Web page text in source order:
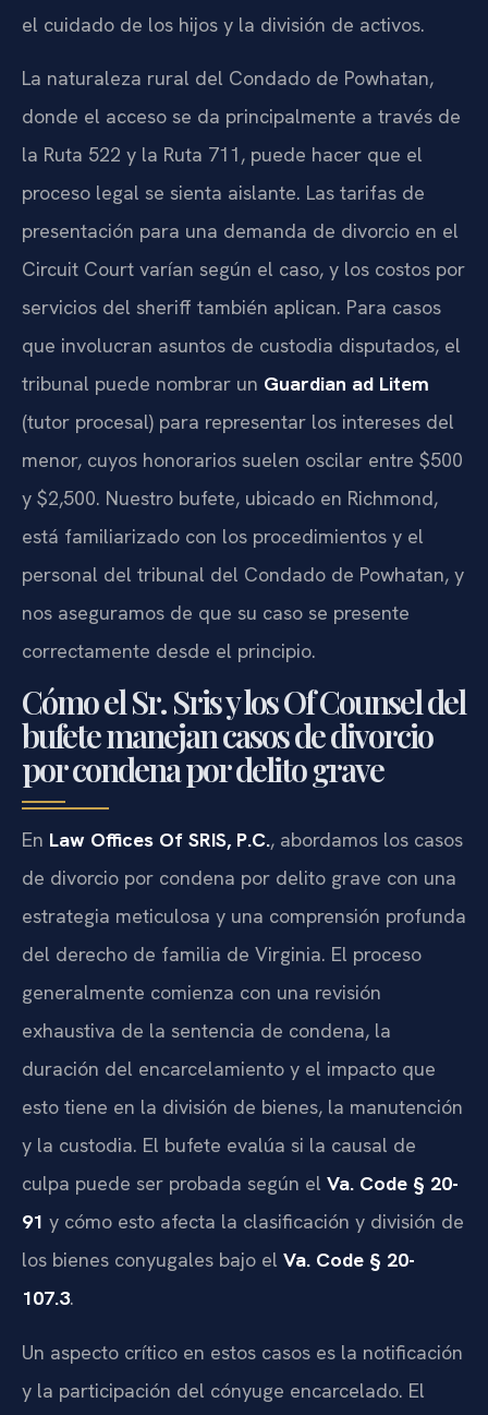
el cuidado de los hijos y la división de activos.
La naturaleza rural del Condado de Powhatan,
donde el acceso se da principalmente a través de
la Ruta 522 y la Ruta 711, puede hacer que el
proceso legal se sienta aislante. Las tarifas de
presentación para una demanda de divorcio en el
Circuit Court varían según el caso, y los costos por
servicios del sheriff también aplican. Para casos
que involucran asuntos de custodia disputados, el
tribunal puede nombrar un Guardian ad Litem
(tutor procesal) para representar los intereses del
menor, cuyos honorarios suelen oscilar entre $500
y $2,500. Nuestro bufete, ubicado en Richmond,
está familiarizado con los procedimientos y el
personal del tribunal del Condado de Powhatan, y
nos aseguramos de que su caso se presente
correctamente desde el principio.
Cómo el Sr. Sris y los Of Counsel del
bufete manejan casos de divorcio
por condena por delito grave
En Law Offices Of SRIS, P.C., abordamos los casos
de divorcio por condena por delito grave con una
estrategia meticulosa y una comprensión profunda
del derecho de familia de Virginia. El proceso
generalmente comienza con una revisión
exhaustiva de la sentencia de condena, la
duración del encarcelamiento y el impacto que
esto tiene en la división de bienes, la manutención
y la custodia. El bufete evalúa si la causal de
culpa puede ser probada según el Va. Code § 20-
91 y cómo esto afecta la clasificación y división de
los bienes conyugales bajo el Va. Code § 20-
107.3.
Un aspecto crítico en estos casos es la notificación
y la participación del cónyuge encarcelado. El